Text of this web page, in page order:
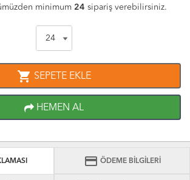
minimum 24 sipariş verebilirsiniz.
shopping_cart SEPETE EKLE
HEMEN AL
credit_card ÖDEME BİLGİLERİ